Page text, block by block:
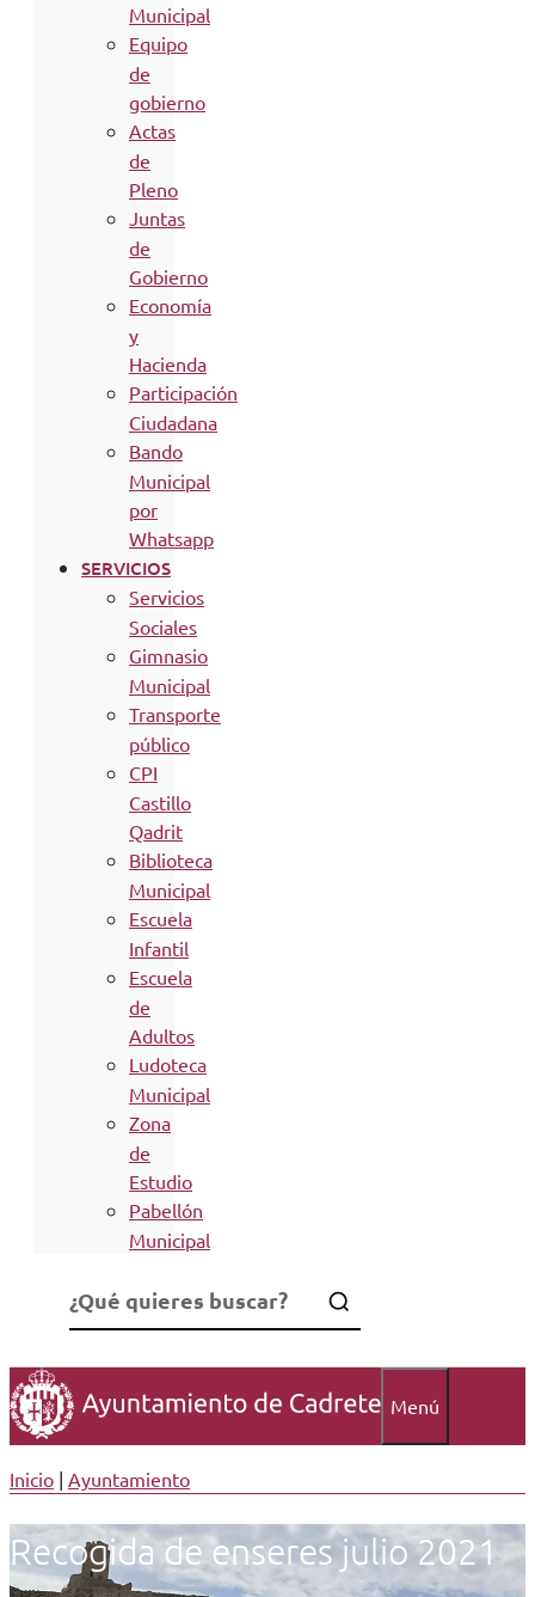
Municipal
Equipo
de
gobierno
Actas
de
Pleno
Juntas
de
Gobierno
Economía
y
Hacienda
Participación
Ciudadana
Bando
Municipal
por
Whatsapp
SERVICIOS
Servicios
Sociales
Gimnasio
Municipal
Transporte
público
CPI
Castillo
Qadrit
Biblioteca
Municipal
Escuela
Infantil
Escuela
de
Adultos
Ludoteca
Municipal
Zona
de
Estudio
Pabellón
Municipal
Menú
Inicio | Ayuntamiento
Recogida de enseres julio 2021